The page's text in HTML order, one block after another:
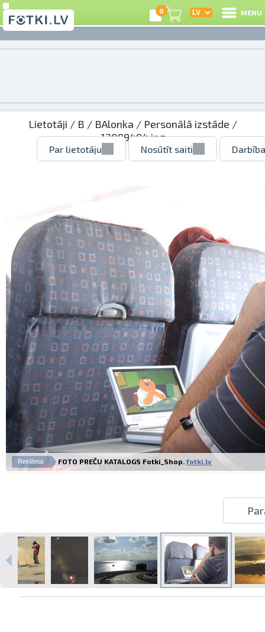
Izdrukas 1h laikā Rīgā – pasūtiet
tiešsaistē
Dažādi formāti un papīra veidi
0 MENU
Lietotāji / B / BAlonka / Personālā izstāde /
12099494.jpg
Par lietotāju Nosūtīt saiti
Reklāma FOTO PREČU KATALOGS Fotki_Shop. fotki.lv